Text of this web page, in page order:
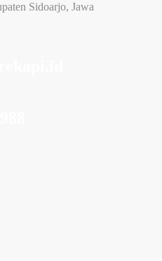
Sidoarjo, Jawa